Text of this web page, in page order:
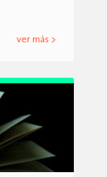
ver más >